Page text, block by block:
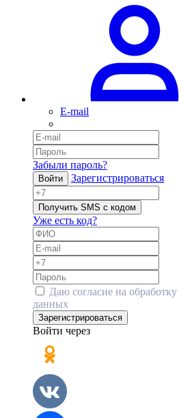
E-mail
Забыли пароль?
Войти Зарегистрироваться
Получить SMS с кодом
Уже есть код?
Даю согласие на обработку
данных
Зарегистрироваться
Войти через